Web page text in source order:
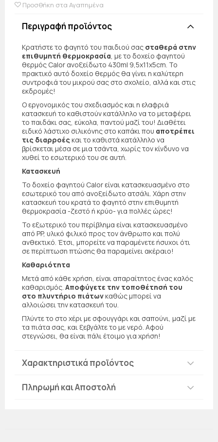
Προσθήκη στα Αγαπημένα
Περιγραφή προϊόντος
Κρατήστε το φαγητό του παιδιού σας σταθερά στην
επιθυμητή θερμοκρασία, με το δοχείο φαγητού
θερμός Calor ανοξείδωτο 430ml 9,5x11x5cm. Το
πρακτικό αυτό δοχείο θερμός θα γίνει η καλύτερη
συντροφιά του μικρού σας στο σχολείο, αλλά και στις
εκδρομές!
Ο εργονομικός του σχεδιασμός και η ελαφριά
κατασκευή το καθιστούν κατάλληλο να το μεταφέρει
το παιδάκι σας, εύκολα, παντού μαζί του! Διαθέτει
ειδικό λάστιχο σιλικόνης στο καπάκι που αποτρέπει
τις διαρροές και το καθιστά κατάλληλο να
βρίσκεται μέσα σε μια τσάντα, χωρίς τον κίνδυνο να
χυθεί το εσωτερικό του σε αυτή.
Κατασκευή
Το δοχείο φαγητού Calor είναι κατασκευασμένο στο
εσωτερικό του από ανοξείδωτο ατσάλι. Χάρη στην
κατασκευή του κρατά το φαγητό στην επιθυμητή
θερμοκρασία -ζεστό ή κρύο- για πολλές ώρες!
Το εξωτερικό του περίβλημα είναι κατασκευασμένο
από PP, υλικό φιλικό προς τον άνθρωπο και πολύ
ανθεκτικό. Έτσι, μπορείτε να παραμένετε ήσυχοι ότι
σε περίπτωση πτώσης θα παραμείνει ακέραιο!
Καθαριότητα
Μετά από κάθε χρήση, είναι απαραίτητος ένας καλός
καθαρισμός. Αποφύγετε την τοποθέτησή του
στο πλυντήριο πιάτωνκαθώς μπορεί να
αλλοιώσει την κατασκευή του.
Πλύντε το στο χέρι με σφουγγάρι και σαπούνι, μαζί με
τα πιάτα σας, και ξεβγάλτε το με νερό. Αφού
στεγνώσει, θα είναι πάλι έτοιμο για χρήση!
Χαρακτηριστικά προϊόντος
Πληρωμή και Αποστολή